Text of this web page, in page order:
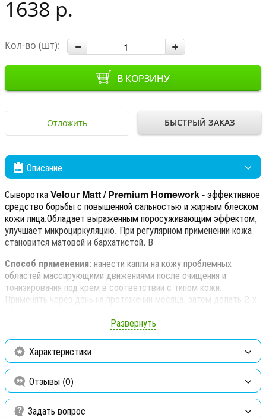
1638 р.
Кол-во (шт):
В КОРЗИНУ
Отложить БЫСТРЫЙ ЗАКАЗ
Описание
СывороткаVelour Matt / Premium Homework- эффективное
средство борьбы с повышенной сальностью и жирным блеском
кожи лица.Обладает выраженным поросуживающим эффектом,
улучшает микроциркуляцию. При регулярном применении кожа
становится матовой и бархатистой. В
Способ применения: нанести капли на кожу проблемных
областей массирующими движениями после очищения и
тонизирования под крем в соответствии с типом кожи.
Применять через день на протяжении месяца, затем делать 2-х
экстракт зеленого томата, Bioline, L-
аргинин, кедра масло эфирное.
Развернуть
Характеристики
Отзывы (0)
Задать вопрос